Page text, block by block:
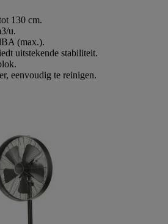
130 cm.
u.
(max.).
uitstekende stabiliteit.
eenvoudig te reinigen.